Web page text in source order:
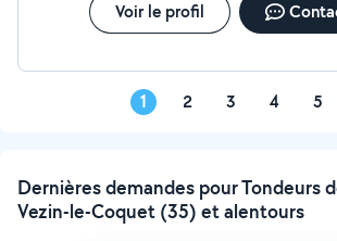
Voir le profil
1 2 3 4 5
Dernières demandes pour Tondeurs
Vezin-le-Coquet (35) et alentours